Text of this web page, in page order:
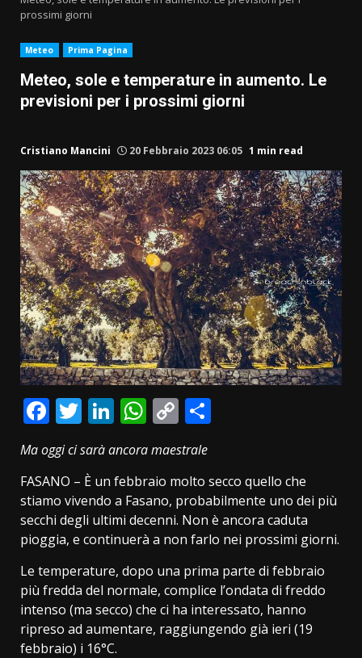
prossimi giorni
Meteo Prima Pagina
Meteo, sole e temperature in aumento. Le
previsioni per i prossimi giorni
Cristiano Mancini 20 Febbraio 2023 06:05 1 min read
Facebook
Twitter
LinkedIn
WhatsApp
Copy
Link
Ma oggi ci sarà ancora maestrale
FASANO – È un febbraio molto secco quello che
stiamo vivendo a Fasano, probabilmente uno dei più
secchi degli ultimi decenni. Non è ancora caduta
pioggia, e continuerà a non farlo nei prossimi giorni.
Le temperature, dopo una prima parte di febbraio
più fredda del normale, complice l’ondata di freddo
intenso (ma secco) che ci ha interessato, hanno
ripreso ad aumentare, raggiungendo già ieri (19
febbraio) i 16°C.